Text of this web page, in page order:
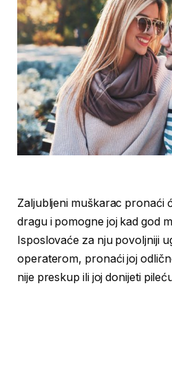
Zaljubljeni muškarac pronaći
dragu i pomogne joj kad god
Isposlovaće za nju povoljniji
operaterom, pronaći joj
nije preskup ili joj donijeti